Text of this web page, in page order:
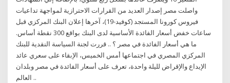
واصلت مصر إصدار العديد من القرارات الاحترازية لمواجهة تداعيات
فيروس كورونا المستجد (كوفيد-19)، آخرها إعلان البنك المركزي قبل
ساعات خفض أسعار الفائدة الأساسية لدى البنك بواقع 300 نقطة أساس.
ما هي أسعار الفائدة في مصر ؟ .. قررت لجنة السياسة النقدية للبنك
المركزي المصري في اجتماعها أمس الخميس، الإبقاء على سعري عائد
الإيداع والإقراض لليلة واحدة، تعرف على أسعار الفائدة في مصر وبلدان
العالم ..